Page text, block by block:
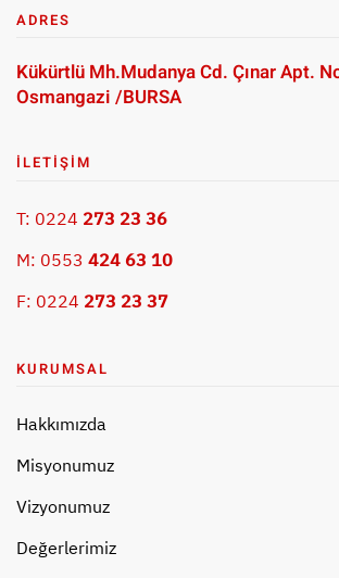
ADRES
Kükürtlü Mh.Mudanya Cd. Çınar Apt.
Osmangazi /BURSA
İLETIŞIM
T: 0224 273 23 36
M: 0553 424 63 10
F: 0224 273 23 37
KURUMSAL
Hakkımızda
Misyonumuz
Vizyonumuz
Değerlerimiz